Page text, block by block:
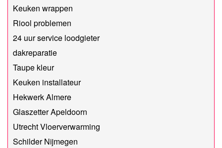
Keuken wrappen
Riool problemen
24 uur service loodgieter
dakreparatie
Taupe kleur
Keuken installateur
Hekwerk Almere
Glaszetter Apeldoorn
Utrecht Vloerverwarming
Schilder Nijmegen